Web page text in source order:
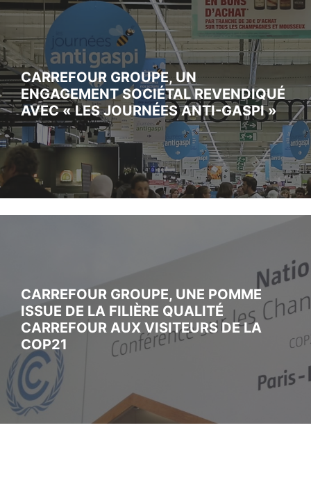
CARREFOUR GROUPE, UN
ENGAGEMENT SOCIÉTAL REVENDIQUÉ
AVEC « LES JOURNÉES ANTI-GASPI »
CARREFOUR GROUPE, UNE POMME
ISSUE DE LA FILIÈRE QUALITÉ
CARREFOUR AUX VISITEURS DE LA
COP21